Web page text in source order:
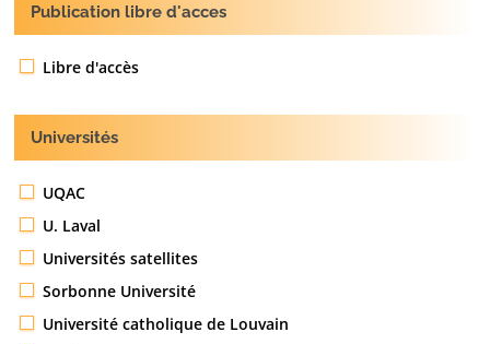
Publication libre d'acces
Libre d'accès
Universités
UQAC
U. Laval
Universités satellites
Sorbonne Université
Université catholique de Louvain